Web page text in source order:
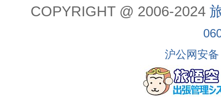
COPYRIGHT @ 2006-2024
沪公网安